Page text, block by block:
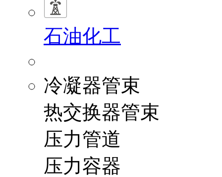
石油化工
冷凝器管束
热交换器管束
压力管道
压力容器